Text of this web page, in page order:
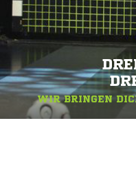
WIR BRINGEN